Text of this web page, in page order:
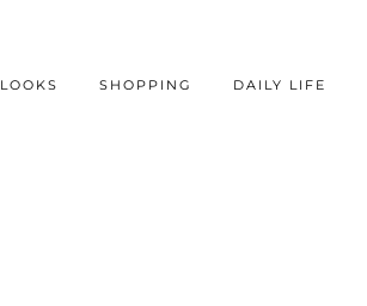
LOOKS SHOPPING DAILY LIFE